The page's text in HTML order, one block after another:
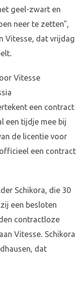
geel-zwart en
neer te zetten",
Vitesse, dat vrijdag
Vitesse
een contract
een tijdje mee bij
de licentie voor
een contract
Schikora, die 30
een besloten
contractloze
Vitesse. Schikora
dat